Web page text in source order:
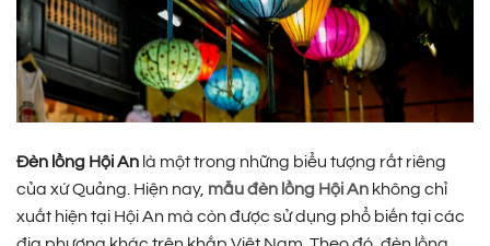
Đèn lồng Hội An là một trong những biểu tượng rất riêng
của xứ Quảng. Hiện nay, mẫu đèn lồng Hội An không chỉ
xuất hiện tại Hội An mà còn được sử dụng phổ biến tại các